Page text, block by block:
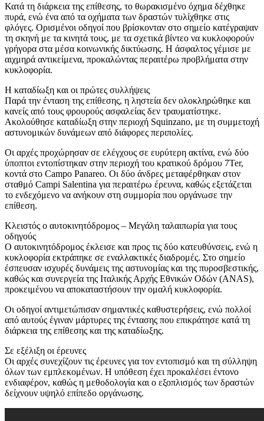
Κατά τη διάρκεια της επίθεσης, το θωρακισμένο όχημα δέχθηκε
πυρά, ενώ ένα από τα οχήματα των δραστών τυλίχθηκε στις
φλόγες. Ορισμένοι οδηγοί που βρίσκονταν στο σημείο κατέγραψαν
τη σκηνή με τα κινητά τους, με τα σχετικά βίντεο να κυκλοφορούν
γρήγορα στα μέσα κοινωνικής δικτύωσης. Η άσφαλτος γέμισε με
αιχμηρά αντικείμενα, προκαλώντας περαιτέρω προβλήματα στην
κυκλοφορία.
Η καταδίωξη και οι πρώτες συλλήψεις
Παρά την ένταση της επίθεσης, η ληστεία δεν ολοκληρώθηκε και
κανείς από τους φρουρούς ασφαλείας δεν τραυματίστηκε.
Ακολούθησε καταδίωξη στην περιοχή Squinzano, με τη συμμετοχή
αστυνομικών δυνάμεων από διάφορες περιπολίες.
Οι αρχές προχώρησαν σε ελέγχους σε ευρύτερη ακτίνα, ενώ δύο
ύποπτοι εντοπίστηκαν στην περιοχή του κρατικού δρόμου 7Ter,
κοντά στο Campo Panareo. Οι δύο άνδρες μεταφέρθηκαν στον
σταθμό Campi Salentina για περαιτέρω έρευνα, καθώς εξετάζεται
το ενδεχόμενο να ανήκουν στη συμμορία που οργάνωσε την
επίθεση.
Κλειστός ο αυτοκινητόδρομος – Μεγάλη ταλαιπωρία για τους
οδηγούς
Ο αυτοκινητόδρομος έκλεισε και προς τις δύο κατευθύνσεις, ενώ η
κυκλοφορία εκτράπηκε σε εναλλακτικές διαδρομές. Στο σημείο
έσπευσαν ισχυρές δυνάμεις της αστυνομίας και της πυροσβεστικής,
καθώς και συνεργεία της Ιταλικής Αρχής Εθνικών Οδών (ANAS),
προκειμένου να αποκαταστήσουν την ομαλή κυκλοφορία.
Οι οδηγοί αντιμετώπισαν σημαντικές καθυστερήσεις, ενώ πολλοί
από αυτούς έγιναν μάρτυρες της έντασης που επικράτησε κατά τη
διάρκεια της επίθεσης και της καταδίωξης.
Σε εξέλιξη οι έρευνες
Οι αρχές συνεχίζουν τις έρευνες για τον εντοπισμό και τη σύλληψη
όλων των εμπλεκομένων. Η υπόθεση έχει προκαλέσει έντονο
ενδιαφέρον, καθώς η μεθοδολογία και ο εξοπλισμός των δραστών
δείχνουν υψηλό επίπεδο οργάνωσης.